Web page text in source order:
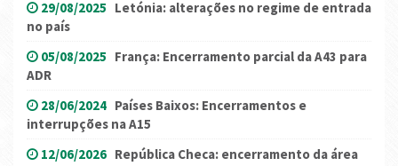
29/08/2025 Letónia: alterações no regime de entrada
no país
05/08/2025 França: Encerramento parcial da A43 para
ADR
28/06/2024 Países Baixos: Encerramentos e
interrupções na A15
12/06/2026 República Checa: encerramento da área